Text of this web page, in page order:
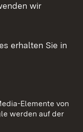
wir
erhalten Sie in
Elemente von
werden auf der